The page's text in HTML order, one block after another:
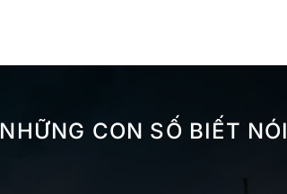
NHỮNG CON SỐ BIẾT NÓI